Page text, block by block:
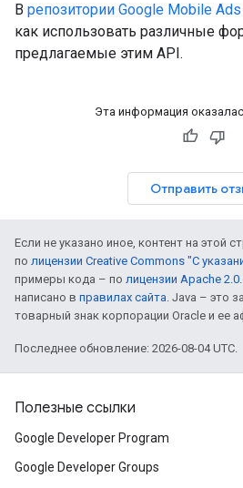
В репозитории Google Mobile Ads
как использовать различные
предлагаемые этим API.
Эта информация
Отправить
Если не указано иное, контент на этой
по лицензии Creative Commons "С
примеры кода – по лицензии Apache 2.0
написано в правилах сайта. Java – это
товарный знак корпорации Oracle и ее
Последнее обновление: 2026-08-04 UTC.
Полезные ссылки
Google Developer Program
Google Developer Groups